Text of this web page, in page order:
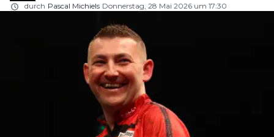
durch Pascal Michiels Donnerstag, 28 Mai 2026 um 17:30